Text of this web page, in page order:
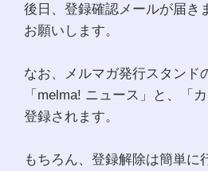
後日、登録確認メールが届き
お願いします。
なお、メルマガ発行スタンド
「melma! ニュース」と、「
登録されます。
もちろん、登録解除は簡単に